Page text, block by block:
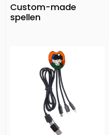
Custom-made
spellen